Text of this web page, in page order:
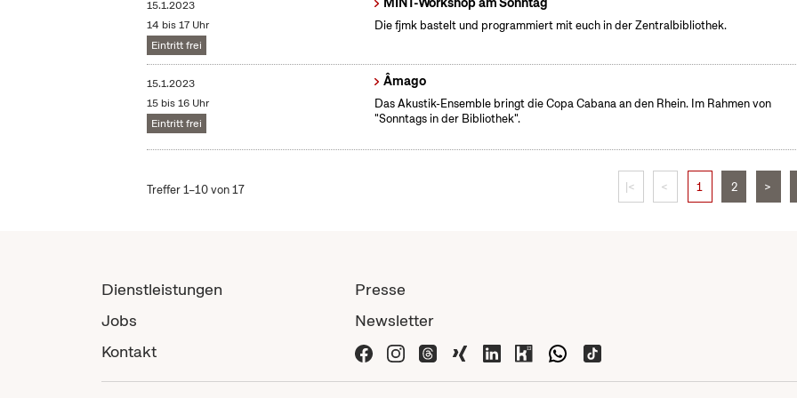
15.1.2023
14 bis 17 Uhr
Eintritt frei
Die fjmk bastelt und programmiert mit euch in der Zentralbibliothek.
15.1.2023
15 bis 16 Uhr
Eintritt frei
Âmago
Das Akustik-Ensemble bringt die Copa Cabana an den Rhein. Im Rahmen von
"Sonntags in der Bibliothek".
Treffer 1–10 von 17 |< < 1 2 >
Dienstleistungen
Jobs
Kontakt
Presse
Newsletter